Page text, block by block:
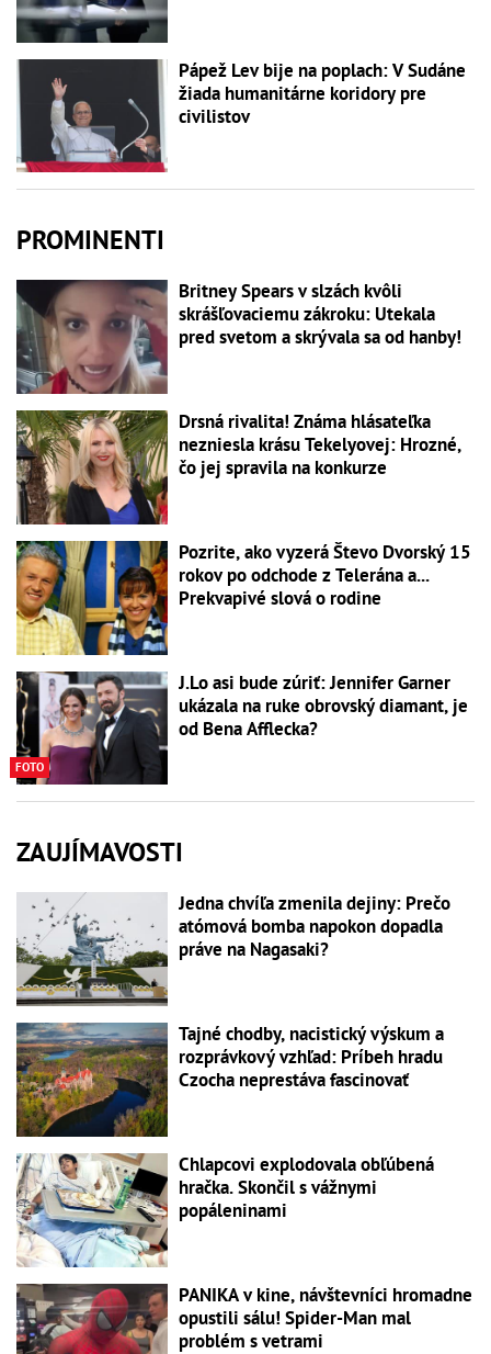
Pápež Lev bije na poplach: V Sudáne
žiada humanitárne koridory pre
civilistov
PROMINENTI
Britney Spears v slzách kvôli
skrášľovaciemu zákroku: Utekala
pred svetom a skrývala sa od hanby!
Drsná rivalita! Známa hlásateľka
nezniesla krásu Tekelyovej: Hrozné,
čo jej spravila na konkurze
Pozrite, ako vyzerá Števo Dvorský 15
rokov po odchode z Telerána a...
Prekvapivé slová o rodine
FOTO
J.Lo asi bude zúriť: Jennifer Garner
ukázala na ruke obrovský diamant, je
od Bena Afflecka?
ZAUJÍMAVOSTI
Jedna chvíľa zmenila dejiny: Prečo
atómová bomba napokon dopadla
práve na Nagasaki?
Tajné chodby, nacistický výskum a
rozprávkový vzhľad: Príbeh hradu
Czocha neprestáva fascinovať
Chlapcovi explodovala obľúbená
hračka. Skončil s vážnymi
popáleninami
PANIKA v kine, návštevníci hromadne
opustili sálu! Spider-Man mal
problém s vetrami